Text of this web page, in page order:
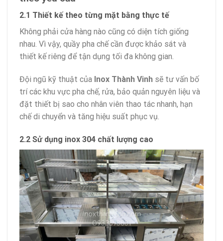
2.1 Thiết kế theo từng mặt bằng thực tế
Không phải cửa hàng nào cũng có diện tích giống
nhau. Vì vậy, quầy pha chế cần được khảo sát và
thiết kế riêng để tận dụng tối đa không gian.
Đội ngũ kỹ thuật của Inox Thành Vinh sẽ tư vấn bố
trí các khu vực pha chế, rửa, bảo quản nguyên liệu và
đặt thiết bị sao cho nhân viên thao tác nhanh, hạn
chế di chuyển và tăng hiệu suất phục vụ.
2.2 Sử dụng inox 304 chất lượng cao